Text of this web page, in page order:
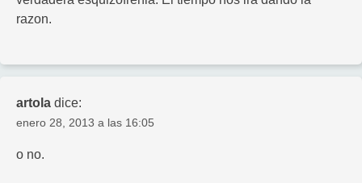
razon.
artola dice:
enero 28, 2013 a las 16:05
o no.